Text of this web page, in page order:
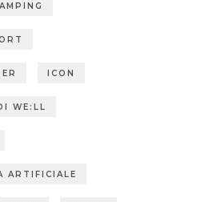
ICON
WE:LL
ARTIFICIALE